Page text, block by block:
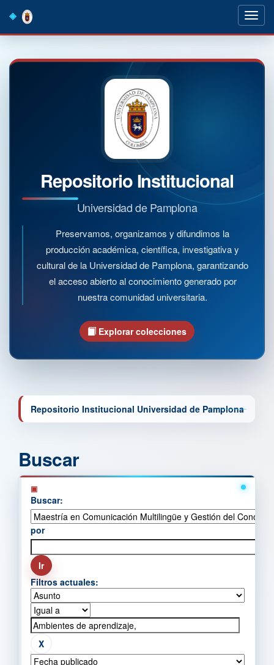
navigation
Repositorio Institucional
Universidad de Pamplona
Preservamos, organizamos y difundimos la
producción académica, científica, investigativa y
cultural de la Universidad de Pamplona, garantizando
el acceso abierto al conocimiento generado por
nuestra comunidad universitaria.
Explorar colecciones
Repositorio Institucional Universidad de Pamplona
Buscar
Buscar:
por
Filtros actuales: